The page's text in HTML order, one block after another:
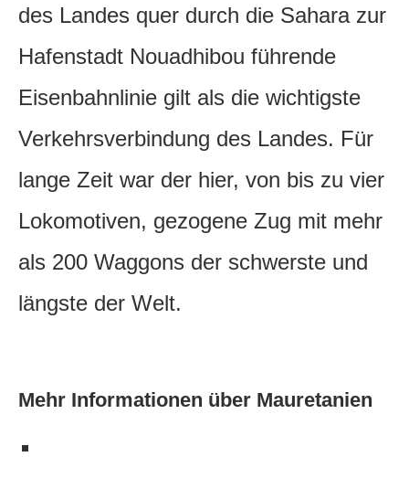
des Landes quer durch die Sahara zur
Hafenstadt Nouadhibou führende
Eisenbahnlinie gilt als die wichtigste
Verkehrsverbindung des Landes. Für
lange Zeit war der hier, von bis zu vier
Lokomotiven, gezogene Zug mit mehr
als 200 Waggons der schwerste und
längste der Welt.
Mehr Informationen über Mauretanien